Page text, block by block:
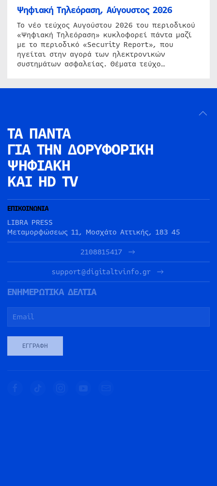
Ψηφιακή Τηλεόραση, Αύγουστος 2026
Το νέο τεύχος Αυγούστου 2026 του περιοδικού
«Ψηφιακή Τηλεόραση» κυκλοφορεί πάντα μαζί
με το περιοδικό «Security Report», που
ηγείται στην αγορά των ηλεκτρονικών
συστημάτων ασφαλείας. Θέματα τεύχο…
ΤΑ ΠΑΝΤΑ
ΓΙΑ ΤΗΝ ΔΟΡΥΦΟΡΙΚΗ
ΨΗΦΙΑΚΗ
ΚΑΙ HD TV
ΕΠΙΚΟΙΝΩΝΙΑ
LIBRA PRESS
Μεταμορφώσεως 11, Μοσχάτο Αττικής, 183 45
2108815417
support@digitaltvinfo.gr
ΕΝΗΜΕΡΩΤΙΚΑ ΔΕΛΤΙΑ
ΕΓΓΡΑΦΉ